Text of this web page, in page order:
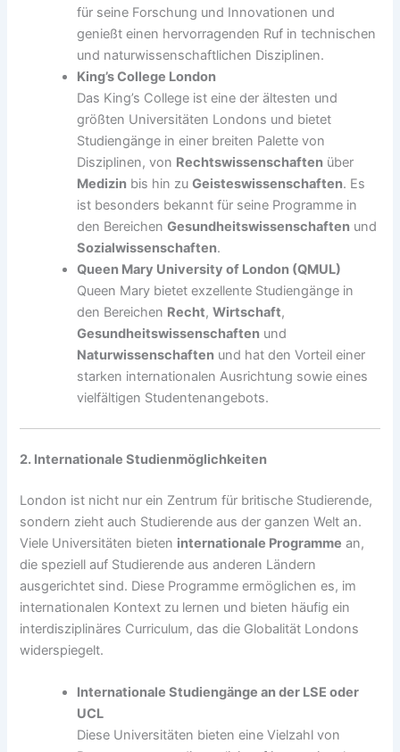
für seine Forschung und Innovationen und
genießt einen hervorragenden Ruf in technischen
und naturwissenschaftlichen Disziplinen.
King’s College London
Das King’s College ist eine der ältesten und
größten Universitäten Londons und bietet
Studiengänge in einer breiten Palette von
Disziplinen, von Rechtswissenschaften über
Medizin bis hin zuGeisteswissenschaften. Es
ist besonders bekannt für seine Programme in
den BereichenGesundheitswissenschaften und
Sozialwissenschaften.
Queen Mary University of London (QMUL)
Queen Mary bietet exzellente Studiengänge in
den Bereichen Recht,Wirtschaft,
Gesundheitswissenschaften und
Naturwissenschaften und hat den Vorteil einer
starken internationalen Ausrichtung sowie eines
vielfältigen Studentenangebots.
2. Internationale Studienmöglichkeiten
London ist nicht nur ein Zentrum für britische Studierende,
sondern zieht auch Studierende aus der ganzen Welt an.
Viele Universitäten bieten internationale Programme an,
die speziell auf Studierende aus anderen Ländern
ausgerichtet sind. Diese Programme ermöglichen es, im
internationalen Kontext zu lernen und bieten häufig ein
interdisziplinäres Curriculum, das die Globalität Londons
widerspiegelt.
Internationale Studiengänge an der LSE oder
UCL
Diese Universitäten bieten eine Vielzahl von